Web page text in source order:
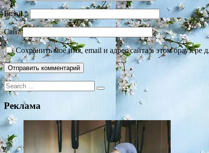
Email*
Сайт
Сохранить моё имя, email и адрес сайта в этом
Search
for:
Реклама